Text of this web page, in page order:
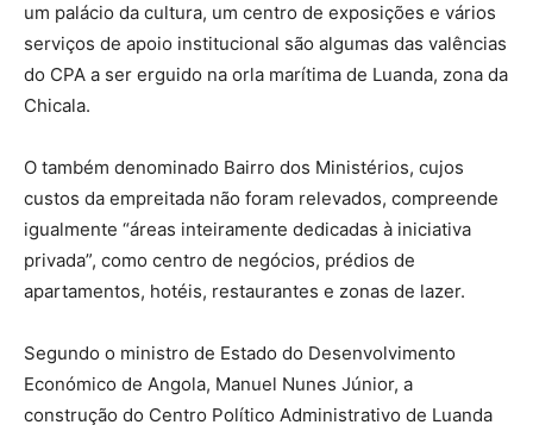
um palácio da cultura, um centro de exposições e vários
serviços de apoio institucional são algumas das valências
do CPA a ser erguido na orla marítima de Luanda, zona da
Chicala.
O também denominado Bairro dos Ministérios, cujos
custos da empreitada não foram relevados, compreende
igualmente “áreas inteiramente dedicadas à iniciativa
privada”, como centro de negócios, prédios de
apartamentos, hotéis, restaurantes e zonas de lazer.
Segundo o ministro de Estado do Desenvolvimento
Económico de Angola, Manuel Nunes Júnior, a
construção do Centro Político Administrativo de Luanda